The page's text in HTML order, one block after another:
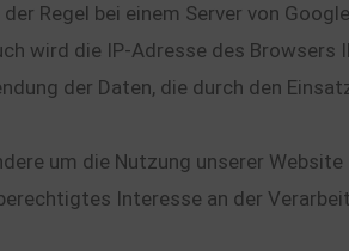
Regel bei einem Server von
wird die IP-Adresse des Browsers
der Daten, die durch den
um die Nutzung unserer
Interesse an der